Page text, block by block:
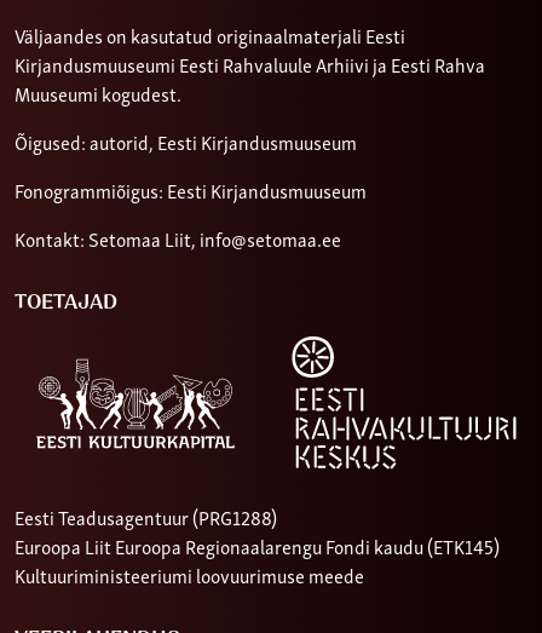
Väljaandes on kasutatud originaalmaterjali Eesti
Kirjandusmuuseumi Eesti Rahvaluule Arhiivi ja Eesti Rahva
Muuseumi kogudest.
Õigused: autorid, Eesti Kirjandusmuuseum
Fonogrammiõigus: Eesti Kirjandusmuuseum
Kontakt: Setomaa Liit, info@setomaa.ee
TOETAJAD
Eesti Teadusagentuur (PRG1288)
Euroopa Liit Euroopa Regionaalarengu Fondi kaudu (ETK145)
Kultuuriministeeriumi loovuurimuse meede